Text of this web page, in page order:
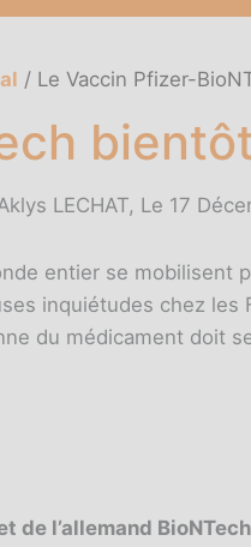
/ Le Vaccin Pfizer-
LECHAT, Le 17
entier se
inquiétudes chez les
du médicament doit
de l’allemand BioNTech